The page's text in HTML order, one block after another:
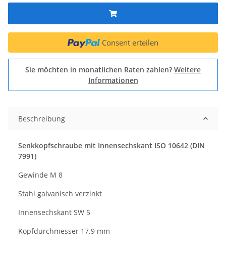
Consent erteilen
Sie möchten in monatlichen Raten zahlen? Weitere
Informationen
Beschreibung
Senkkopfschraube mit Innensechskant ISO 10642 (DIN
7991)
Gewinde M 8
Stahl galvanisch verzinkt
Innensechskant SW 5
Kopfdurchmesser 17.9 mm